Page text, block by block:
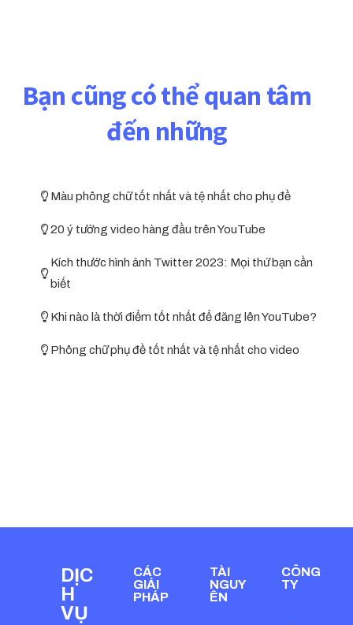
Bạn cũng có thể quan tâm
đến những
Màu phông chữ tốt nhất và tệ nhất cho phụ đề
20 ý tưởng video hàng đầu trên YouTube
Kích thước hình ảnh Twitter 2023: Mọi thứ bạn cần
biết
Khi nào là thời điểm tốt nhất để đăng lên YouTube?
Phông chữ phụ đề tốt nhất và tệ nhất cho video
DỊC
H
VỤ
CÁC
GIẢI
PHÁP
TÀI
NGUY
ÊN
CÔNG
TY